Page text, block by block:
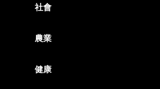
社會
農業
健康